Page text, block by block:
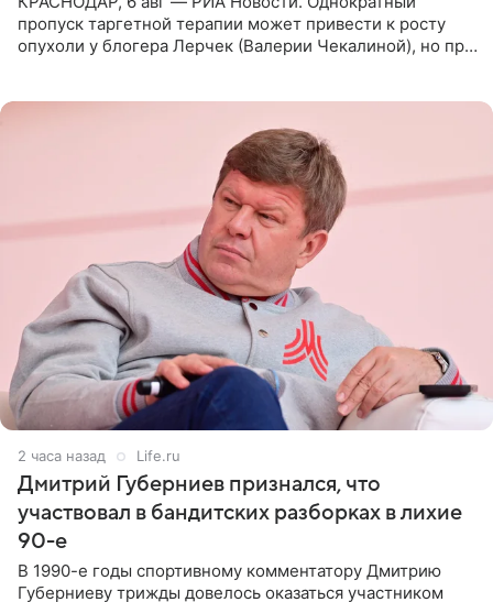
пропуск таргетной терапии может привести к росту
опухоли у блогера Лерчек (Валерии Чекалиной), но при
2 часа назад Life.ru
Дмитрий Губерниев признался, что
участвовал в бандитских разборках в лихие
90-е
В 1990-е годы спортивному комментатору Дмитрию
Губерниеву трижды довелось оказаться участником